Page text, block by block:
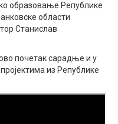
образовање Републике
области
Станислав
почетак сарадње и у
из Републике